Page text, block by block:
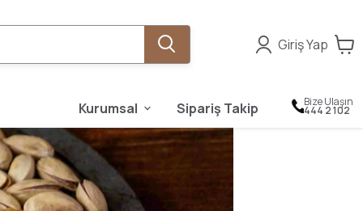
Giriş Yap
Kurumsal Sipariş Takip Bize Ulaşın
444 2 102